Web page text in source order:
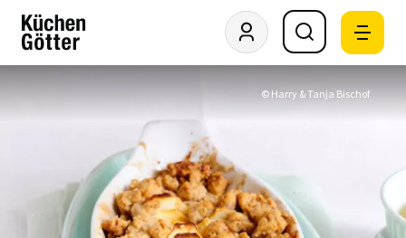
© Harry & Tanja Bischof